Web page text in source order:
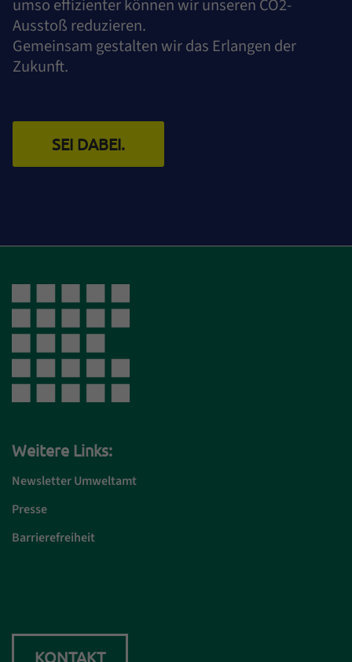
umso effizienter können wir unseren CO2-
Ausstoß reduzieren.
Gemeinsam gestalten wir das Erlangen der
Zukunft.
SEI DABEI.
Weitere Links:
Newsletter Umweltamt
Presse
Barrierefreiheit
KONTAKT